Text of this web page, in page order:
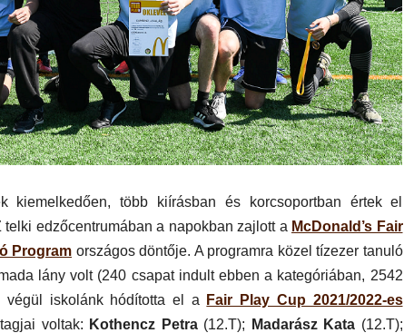
kiemelkedően, több kiírásban és korcsoportban értek el
edzőcentrumában a napokban zajlott a McDonald’s Fair
Program országos döntője. A programra közel tízezer tanuló
lány volt (240 csapat indult ebben a kategóriában, 2542
végül iskolánk hódította el a
Fair Play Cup 2021/2022-es
voltak: Kothencz Petra (12.T); Madarász Kata (12.T);